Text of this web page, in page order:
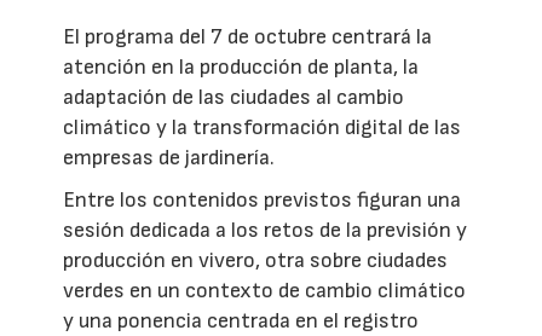
El programa del 7 de octubre centrará la
atención en la producción de planta, la
adaptación de las ciudades al cambio
climático y la transformación digital de las
empresas de jardinería.
Entre los contenidos previstos figuran una
sesión dedicada a los retos de la previsión y
producción en vivero, otra sobre ciudades
verdes en un contexto de cambio climático
y una ponencia centrada en el registro